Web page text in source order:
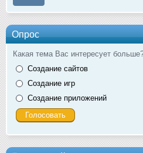
Опрос
Какая тема Вас интересует
Создание сайтов
Создание игр
Создание приложений